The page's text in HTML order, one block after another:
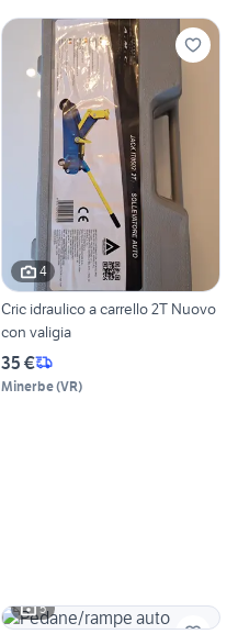
4
Cric idraulico a carrello 2T Nuovo
con valigia
35 €
Minerbe(VR)
5